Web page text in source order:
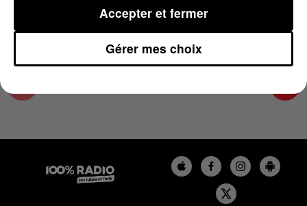
Gérer mes choix
Accepter et fermer